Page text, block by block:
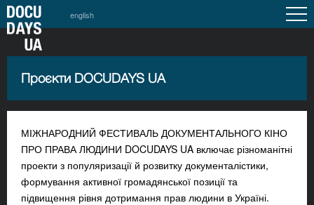
english
Проєкти DOCUDAYS UA
МІЖНАРОДНИЙ ФЕСТИВАЛЬ ДОКУМЕНТАЛЬНОГО КІНО
ПРО ПРАВА ЛЮДИНИ DOCUDAYS UA включає різноманітні
проекти з популяризації й розвитку документалістики,
формування активної громадянської позиції та
підвищення рівня дотримання прав людини в Україні.